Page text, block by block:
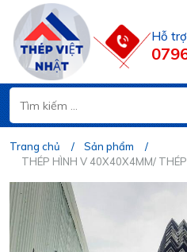
Hỗ
Trang chủ
Sản phẩm
THÉP HÌNH V 40X40X4MM/